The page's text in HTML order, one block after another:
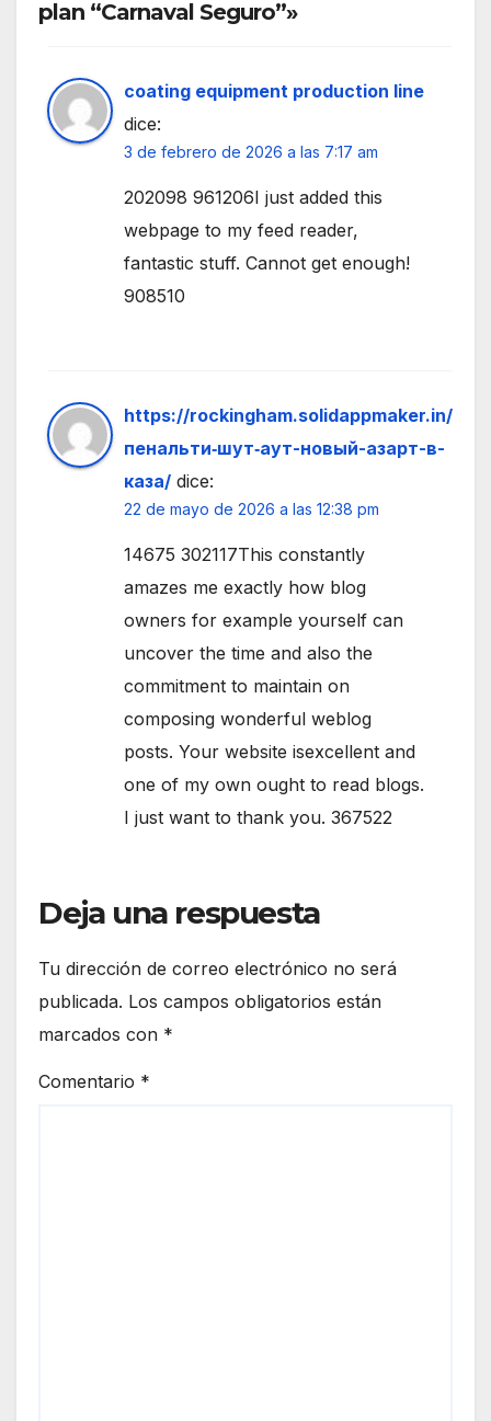
plan “Carnaval Seguro”»
coating equipment production line
dice:
3 de febrero de 2026 a las 7:17 am
202098 961206I just added this
webpage to my feed reader,
fantastic stuff. Cannot get enough!
908510
https://rockingham.solidappmaker.in/
пенальти‑шут‑аут-новый-азарт-в-
каза/ dice:
22 de mayo de 2026 a las 12:38 pm
14675 302117This constantly
amazes me exactly how blog
owners for example yourself can
uncover the time and also the
commitment to maintain on
composing wonderful weblog
posts. Your website isexcellent and
one of my own ought to read blogs.
I just want to thank you. 367522
Deja una respuesta
Tu dirección de correo electrónico no será
publicada. Los campos obligatorios están
marcados con *
Comentario *